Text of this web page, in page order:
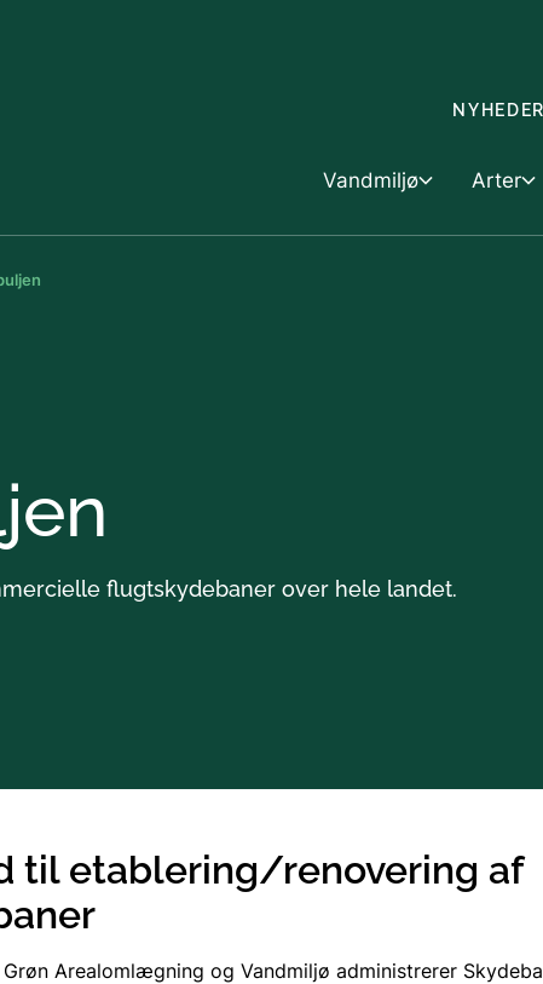
Vandmiljø
EU's
Arter
flugtskydebaner over hele landet.
til etablering/renovering af
Arealomlægning og Vandmiljø administrerer